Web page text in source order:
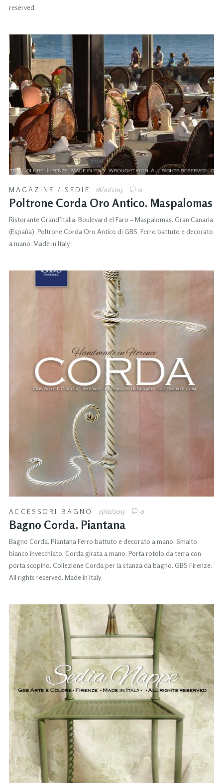
reserved
MAGAZINE / SEDIE 16/10/2015 0
Poltrone Corda Oro Antico. Maspalomas
Ristorante Grand’Italia. Boulevard el Faro – Maspalomas. Gran Canaria
(España). Poltrone Corda Oro Antico di GBS. Ferro battuto e decorato
a mano. Made in Italy
ACCESSORI BAGNO 15/10/2015 0
Bagno Corda. Piantana
Bagno Corda. Piantana Ferro battuto e decorato a mano. Smalto
bianco invecchiato. Corda girata a mano. Porta rotolo da terra con
porta scopino. Collezione Corda per la stanza da bagno. GBS Firenze.
All rights reserved. Made in Italy